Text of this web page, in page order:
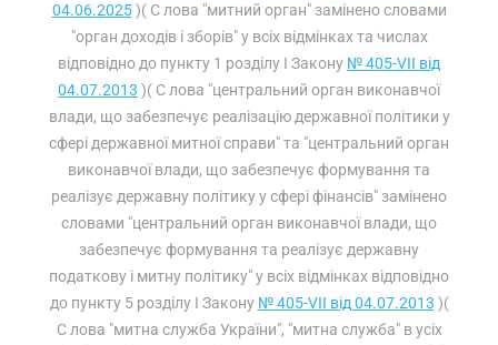
04.06.2025)( С лова "митний орган" замінено словами
"орган доходів і зборів" у всіх відмінках та числах
відповідно до пункту 1 розділу I Закону № 405-VII від
04.07.2013 )( С лова "центральний орган виконавчої
влади, що забезпечує реалізацію державної політики у
сфері державної митної справи" та "центральний орган
виконавчої влади, що забезпечує формування та
реалізує державну політику у сфері фінансів" замінено
словами "центральний орган виконавчої влади, що
забезпечує формування та реалізує державну
податкову і митну політику" у всіх відмінках відповідно
до пункту 5 розділу I Закону № 405-VII від 04.07.2013 )(
С лова "митна служба України", "митна служба" в усіх